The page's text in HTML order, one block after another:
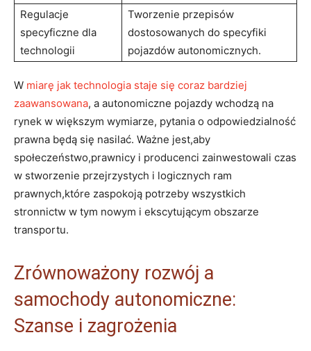
Regulacje
specyficzne dla
technologii
Tworzenie przepisów
dostosowanych do specyfiki
pojazdów autonomicznych.
W miarę jak technologia staje się coraz bardziej
zaawansowana, a autonomiczne pojazdy wchodzą na
rynek w większym wymiarze, pytania o odpowiedzialność
prawna będą się nasilać. Ważne jest,aby
społeczeństwo,prawnicy i producenci zainwestowali czas
w stworzenie przejrzystych i logicznych ram
prawnych,które zaspokoją potrzeby wszystkich
stronnictw w tym nowym i ekscytującym obszarze
transportu.
Zrównoważony rozwój a
samochody autonomiczne:
Szanse i zagrożenia